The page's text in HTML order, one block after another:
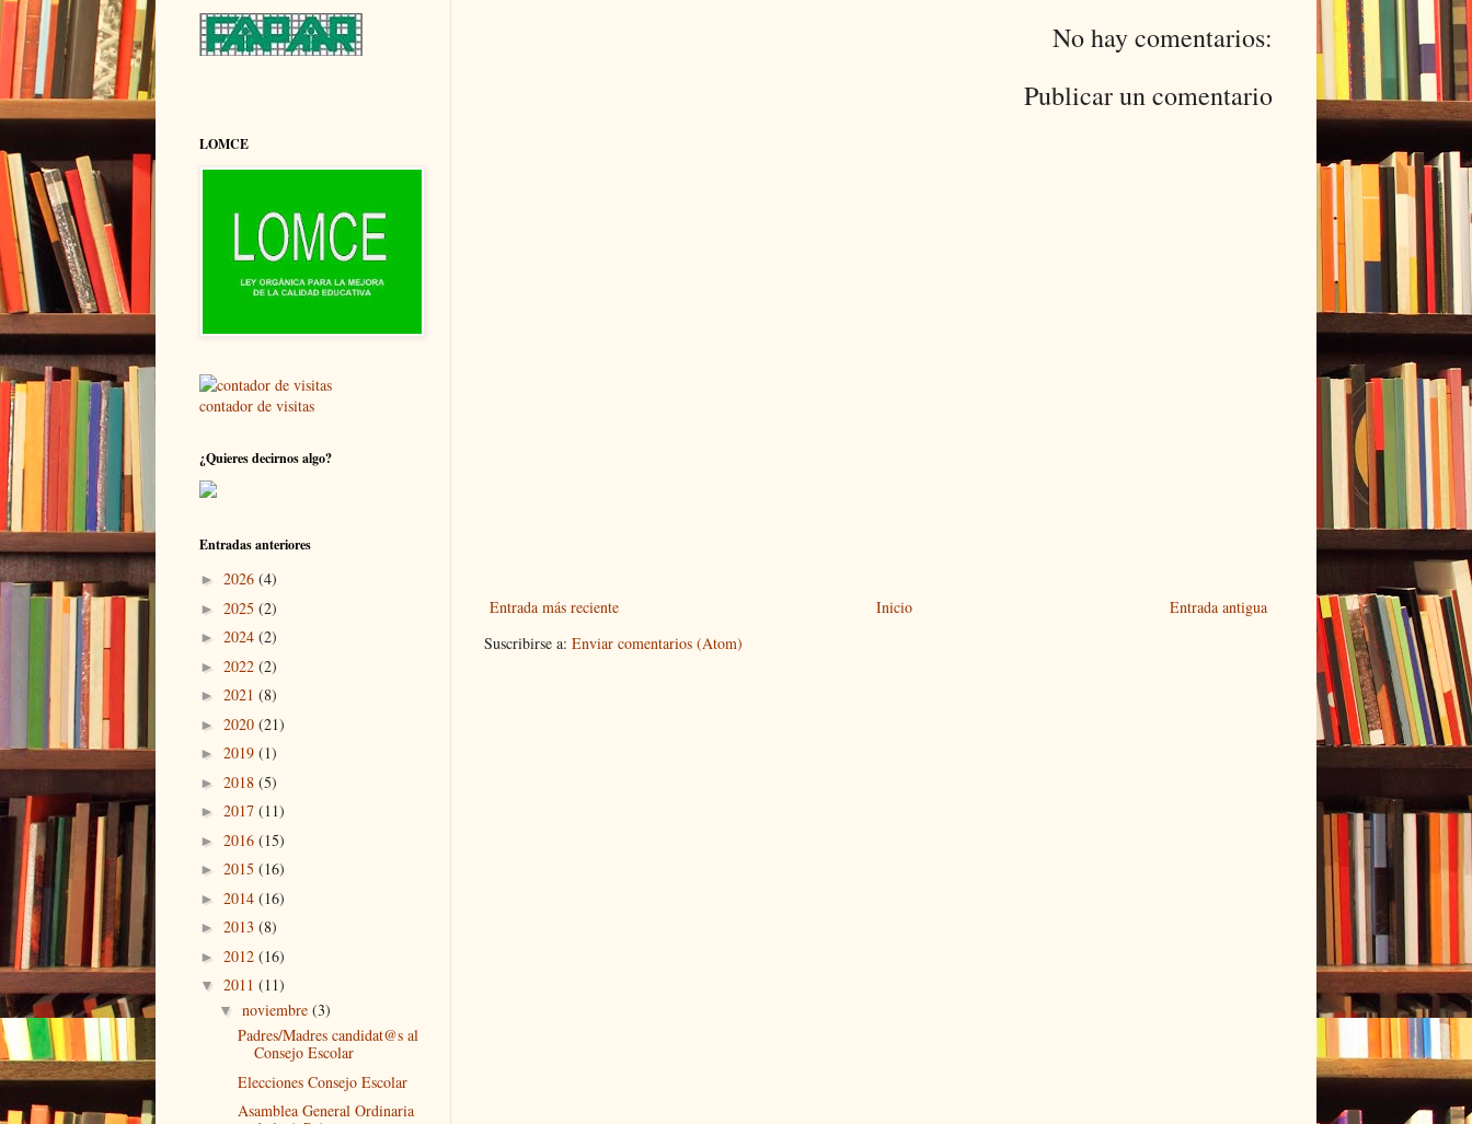
No hay comentarios:
Publicar un comentario
Entrada más reciente Entrada antigua
Inicio
Suscribirse a: Enviar comentarios (Atom)
LOMCE
contador de visitas
¿Quieres decirnos algo?
Entradas anteriores
► 2026 (4)
► 2025 (2)
► 2024 (2)
► 2022 (2)
► 2021 (8)
► 2020 (21)
► 2019 (1)
► 2018 (5)
► 2017 (11)
► 2016 (15)
► 2015 (16)
► 2014 (16)
► 2013 (8)
► 2012 (16)
▼ 2011 (11)
▼ noviembre (3)
Padres/Madres candidat@s al
Consejo Escolar
Elecciones Consejo Escolar
Asamblea General Ordinaria